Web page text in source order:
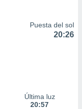
Puesta del sol
20:26
Última luz
20:57